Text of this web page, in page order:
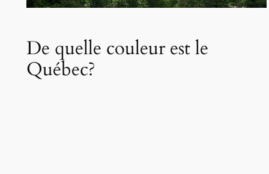
De quelle couleur est le
Québec?